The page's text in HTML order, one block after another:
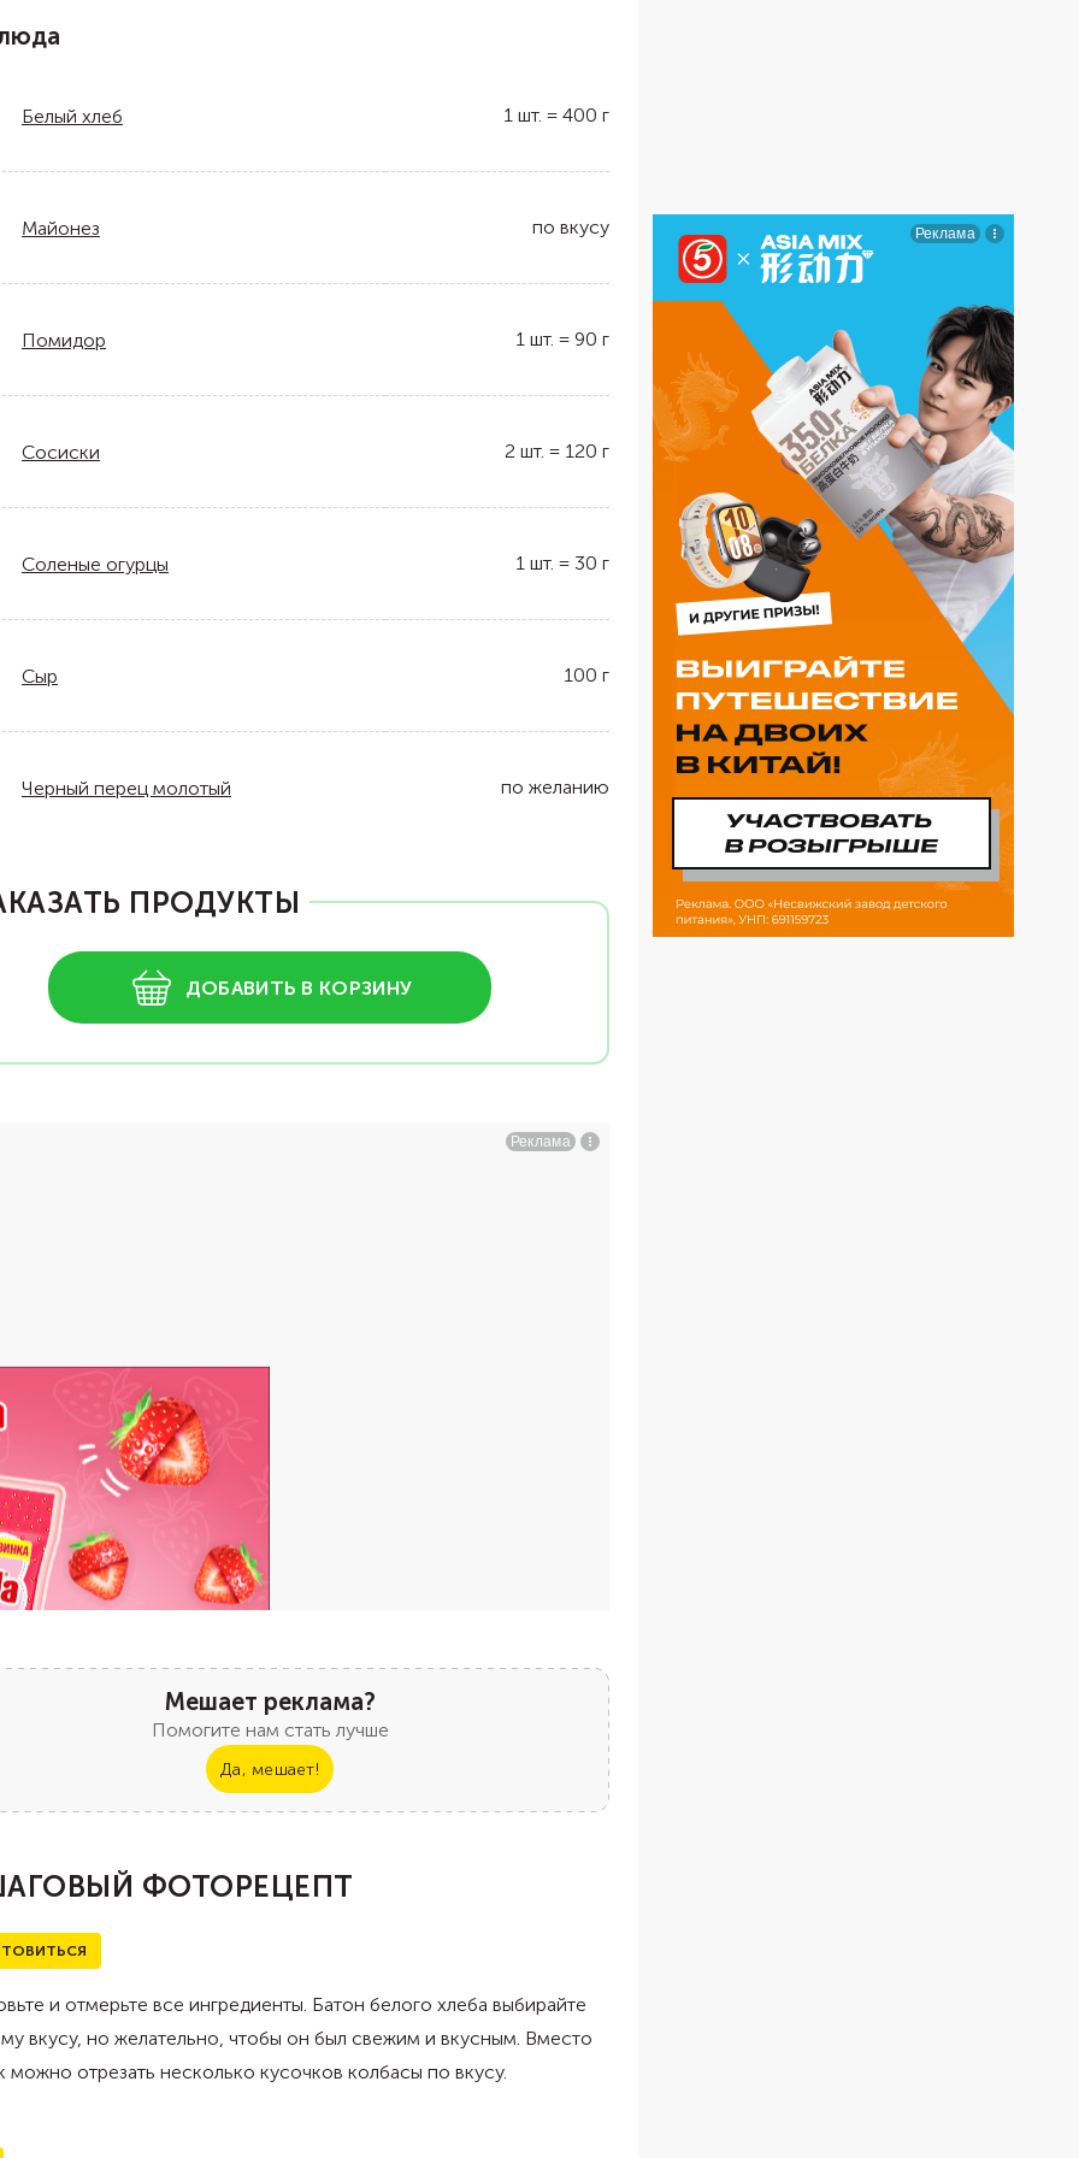
Белый хлеб 1 шт. = 400 г
Майонез по вкусу
Помидор 1 шт. = 90 г
Сосиски 2 шт. = 120 г
Соленые огурцы 1 шт. = 30 г
Сыр 100 г
Черный перец молотый по желанию
ПРОДУКТЫ
ДОБАВИТЬ В КОРЗИНУ
Мешает реклама?
Помогите нам стать лучше
Да, мешает!
ФОТОРЕЦЕПТ
и отмерьте все ингредиенты. Батон белого хлеба выбирайте
вкусу, но желательно, чтобы он был свежим и вкусным. Вместо
можно отрезать несколько кусочков колбасы по вкусу.